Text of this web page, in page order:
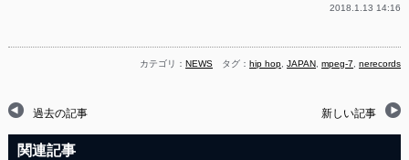
2018.1.13 14:16
カテゴリ：NEWS タグ：hip hop ,JAPAN ,mpeg-7 ,nerecords
過去の記事 新しい記事
関連記事